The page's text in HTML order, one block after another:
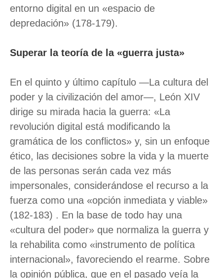
entorno digital en un «espacio de
depredación» (178-179).
Superar la teoría de la «guerra justa»
En el quinto y último capítulo —La cultura del
poder y la civilización del amor—, León XIV
dirige su mirada hacia la guerra: «La
revolución digital está modificando la
gramática de los conflictos» y, sin un enfoque
ético, las decisiones sobre la vida y la muerte
de las personas serán cada vez más
impersonales, considerándose el recurso a la
fuerza como una «opción inmediata y viable»
(182-183) . En la base de todo hay una
«cultura del poder» que normaliza la guerra y
la rehabilita como «instrumento de política
internacional», favoreciendo el rearme. Sobre
la opinión pública, que en el pasado veía la